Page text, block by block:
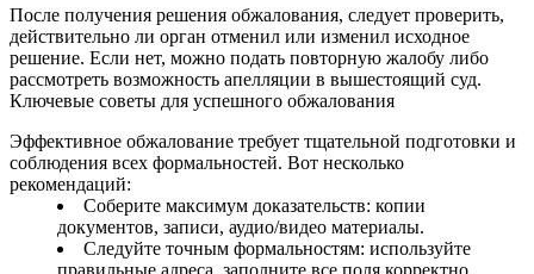
После получения решения обжалования, следует проверить,
действительно ли орган отменил или изменил исходное
решение. Если нет, можно подать повторную жалобу либо
рассмотреть возможность апелляции в вышестоящий суд.
Ключевые советы для успешного обжалования
Эффективное обжалование требует тщательной подготовки и
соблюдения всех формальностей. Вот несколько
рекомендаций:
Соберите максимум доказательств: копии
документов, записи, аудио/видео материалы.
Следуйте точным формальностям: используйте
правильные адреса, заполните все поля корректно.